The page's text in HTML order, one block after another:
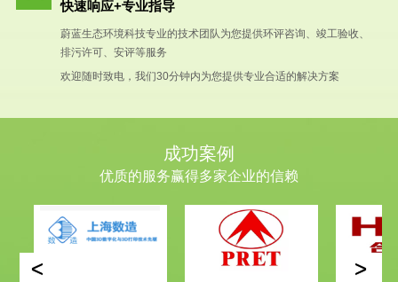
快速响应+专业指导
蔚蓝生态环境科技专业的技术团队为您提供环评咨询、竣工验收、
排污许可、安评等服务
欢迎随时致电，我们30分钟内为您提供专业合适的解决方案
成功案例
优质的服务赢得多家企业的信赖
< >